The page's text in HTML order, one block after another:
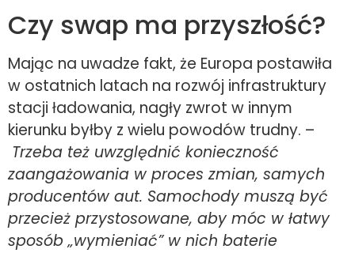
Czy swap ma przyszłość?
Mając na uwadze fakt, że Europa postawiła
w ostatnich latach na rozwój infrastruktury
stacji ładowania, nagły zwrot w innym
kierunku byłby z wielu powodów trudny. –
Trzeba też uwzględnić konieczność
zaangażowania w proces zmian, samych
producentów aut. Samochody muszą być
przecież przystosowane, aby móc w łatwy
sposób „wymieniać” w nich baterie